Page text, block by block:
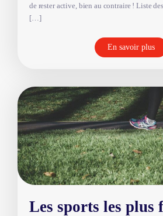
de rester active, bien au contraire ! Liste
[…]
En savoir plus
Les sports les plus